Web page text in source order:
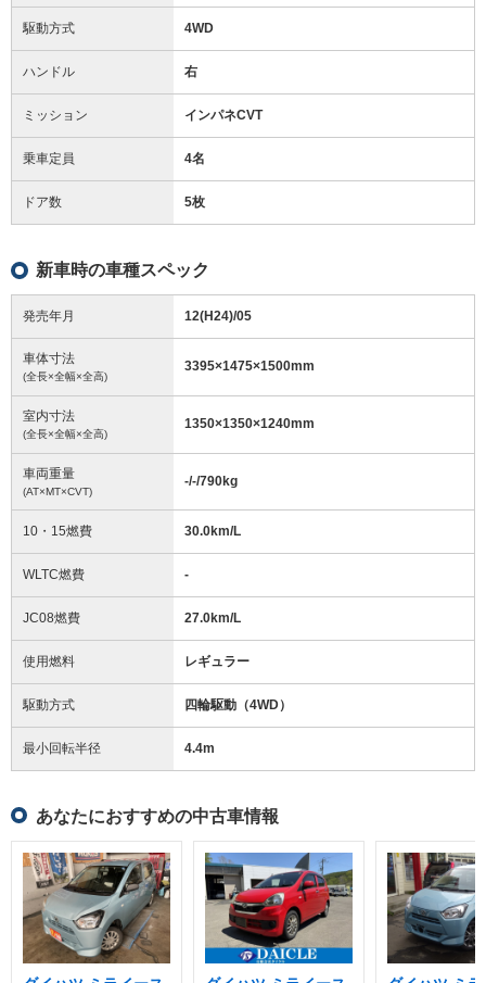
駆動方式 4WD
ハンドル 右
ミッション インパネCVT
乗車定員 4名
ドア数 5枚
新車時の車種スペック
発売年月 12(H24)/05
車体寸法
(全長×全幅×全高)
3395×1475×1500mm
室内寸法
(全長×全幅×全高)
1350×1350×1240mm
車両重量
(AT×MT×CVT)
-/-/790kg
10・15燃費 30.0km/L
WLTC燃費 -
JC08燃費 27.0km/L
使用燃料 レギュラー
駆動方式 四輪駆動（4WD）
最小回転半径 4.4m
あなたにおすすめの中古車情報